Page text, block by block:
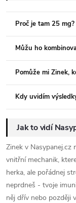
Proč je tam 25
Můžu ho
Pomůže mi Zinek,
Kdy uvidím
Jak to vidí
Zinek v Nasypanej.cz
vnitřní mechanik,
herka, ale pořádnej
neprdneš - tvoje
něj dřív nebo později